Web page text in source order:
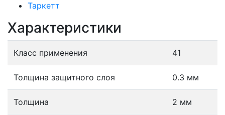
Таркетт
Характеристики
Класс применения 41
Толщина защитного слоя 0.3 мм
Толщина 2 мм